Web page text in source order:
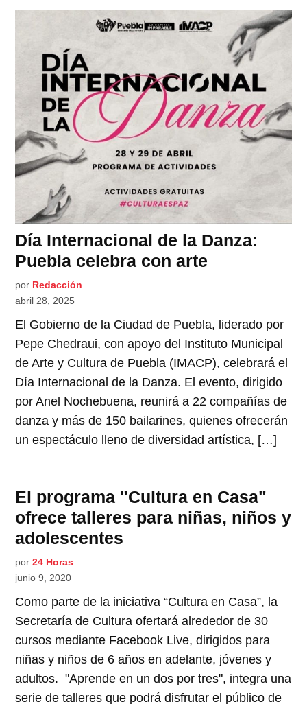
Día Internacional de la Danza:
Puebla celebra con arte
por Redacción
abril 28, 2025
El Gobierno de la Ciudad de Puebla, liderado por
Pepe Chedraui, con apoyo del Instituto Municipal
de Arte y Cultura de Puebla (IMACP), celebrará el
Día Internacional de la Danza. El evento, dirigido
por Anel Nochebuena, reunirá a 22 compañías de
danza y más de 150 bailarines, quienes ofrecerán
un espectáculo lleno de diversidad artística, […]
El programa "Cultura en Casa"
ofrece talleres para niñas, niños y
adolescentes
por 24 Horas
junio 9, 2020
Como parte de la iniciativa “Cultura en Casa”, la
Secretaría de Cultura ofertará alrededor de 30
cursos mediante Facebook Live, dirigidos para
niñas y niños de 6 años en adelante, jóvenes y
adultos. "Aprende en un dos por tres", integra una
serie de talleres que podrá disfrutar el público de